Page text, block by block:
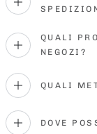
QUALI
NEGOZI?
QUALI
DOVE